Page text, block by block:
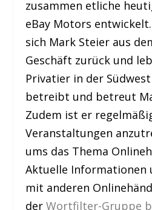
zusammen etliche
eBay Motors entwickelt.
sich Mark Steier aus
Geschäft zurück und
Privatier in der
betreibt und betreut
Zudem ist er
Veranstaltungen
ums das Thema
Aktuelle Informationen
mit anderen
derWortfilter-Gruppe